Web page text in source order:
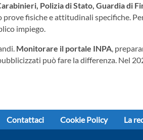
Polizia di Stato, Guardia di
fisiche e attitudinali specifiche.
impiego.
Monitorare il portale INPA,
può fare la differenza. Nel
Contattaci Cookie Policy La